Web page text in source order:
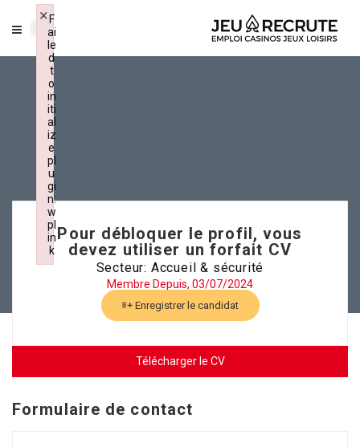
Pour débloquer le profil, vous
devez utiliser un forfait CV
Secteur: Accueil & sécurité
Membre Depuis, 03/07/2024
Enregistrer le candidat
Télécharger le CV
Formulaire de contact
F
ai
le
d
t
o
in
iti
al
iz
e
pl
u
gi
n:
w
pl
in
k
×
Failed to initialize plugin: wplink